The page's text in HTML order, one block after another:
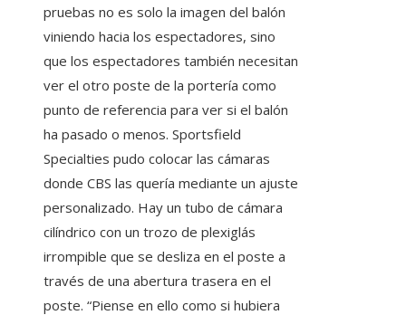
pruebas no es solo la imagen del balón
viniendo hacia los espectadores, sino
que los espectadores también necesitan
ver el otro poste de la portería como
punto de referencia para ver si el balón
ha pasado o menos. Sportsfield
Specialties pudo colocar las cámaras
donde CBS las quería mediante un ajuste
personalizado. Hay un tubo de cámara
cilíndrico con un trozo de plexiglás
irrompible que se desliza en el poste a
través de una abertura trasera en el
poste. “Piense en ello como si hubiera